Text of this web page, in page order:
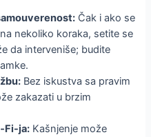
Čak i ako se
nekoliko koraka, setite se
da interveniše; budite
Bez iskustva sa pravim
zakazati u brzim
ja: Kašnjenje može